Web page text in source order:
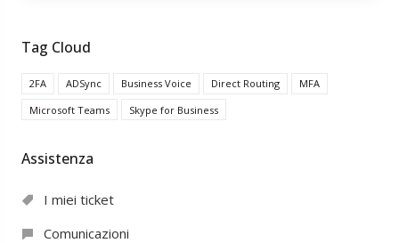
Tag Cloud
2FA ADSync Business Voice Direct Routing
MFA
Microsoft Teams
Skype for Business
Assistenza
I miei ticket
Comunicazioni